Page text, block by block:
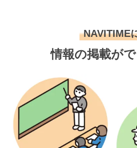
NAVITIME
情報の掲載が